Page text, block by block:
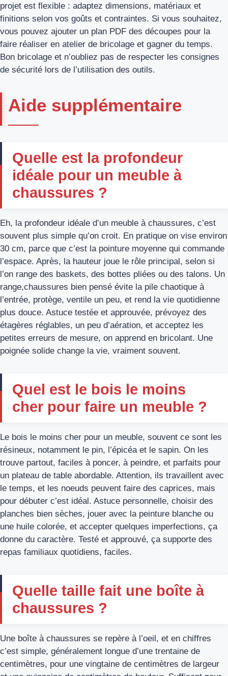
projet est flexible : adaptez dimensions, matériaux et
finitions selon vos goûts et contraintes. Si vous souhaitez,
vous pouvez ajouter un plan PDF des découpes pour la
faire réaliser en atelier de bricolage et gagner du temps.
Bon bricolage et n’oubliez pas de respecter les consignes
de sécurité lors de l’utilisation des outils.
Aide supplémentaire
Quelle est la profondeur
idéale pour un meuble à
chaussures ?
Eh, la profondeur idéale d’un meuble à chaussures, c’est
souvent plus simple qu’on croit. En pratique on vise environ
30 cm, parce que c’est la pointure moyenne qui commande
l’espace. Après, la hauteur joue le rôle principal, selon si
l’on range des baskets, des bottes pliées ou des talons. Un
range,chaussures bien pensé évite la pile chaotique à
l’entrée, protège, ventile un peu, et rend la vie quotidienne
plus douce. Astuce testée et approuvée, prévoyez des
étagères réglables, un peu d’aération, et acceptez les
petites erreurs de mesure, on apprend en bricolant. Une
poignée solide change la vie, vraiment souvent.
Quel est le bois le moins
cher pour faire un meuble ?
Le bois le moins cher pour un meuble, souvent ce sont les
résineux, notamment le pin, l’épicéa et le sapin. On les
trouve partout, faciles à poncer, à peindre, et parfaits pour
un plateau de table abordable. Attention, ils travaillent avec
le temps, et les noeuds peuvent faire des caprices, mais
pour débuter c’est idéal. Astuce personnelle, choisir des
planches bien sèches, jouer avec la peinture blanche ou
une huile colorée, et accepter quelques imperfections, ça
donne du caractère. Testé et approuvé, ça supporte des
repas familiaux quotidiens, faciles.
Quelle taille fait une boîte à
chaussures ?
Une boîte à chaussures se repère à l’oeil, et en chiffres
c’est simple, généralement longue d’une trentaine de
centimètres, pour une vingtaine de centimètres de largeur